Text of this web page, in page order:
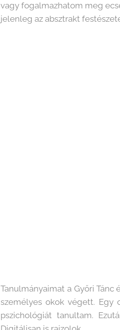
vagy fogalmazhatom meg
jelenleg az absztrakt
Tanulmányaimat a Győri
személyes okok végett. Egy
pszichológiát tanultam.